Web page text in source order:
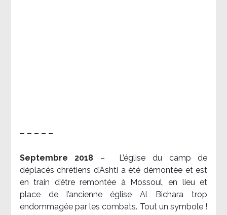
– – – – –
Septembre 2018 –
L’église du camp de
déplacés chrétiens d’Ashti a été démontée et est
en train d’être remontée à Mossoul, en lieu et
place de l’ancienne église Al Bichara trop
endommagée par les combats. Tout un symbole !